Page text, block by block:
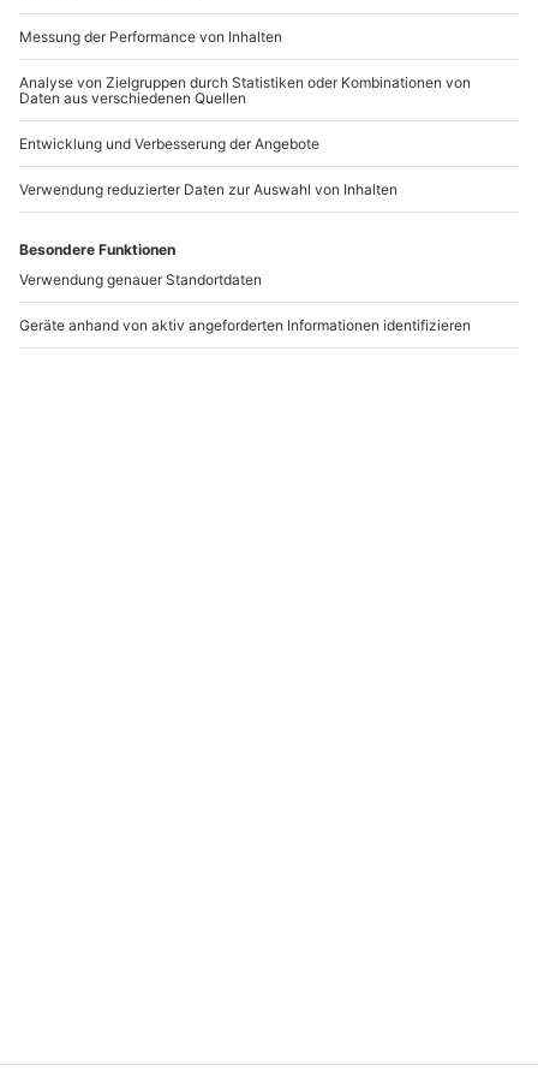
-15% CLUB DEAL
Shiatsu
Ganzkörperbehandlung
Seekirchen
Seekirchen
95,90 €
Shiatsu Massage mit
Zusatzleistung
125,90 €